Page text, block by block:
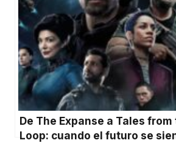
De The Expanse a Tales from
Loop: cuando el futuro se